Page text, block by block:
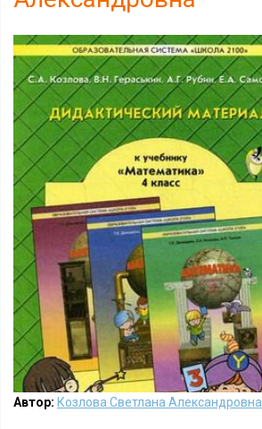
Автор: Козлова Светлана Александровна